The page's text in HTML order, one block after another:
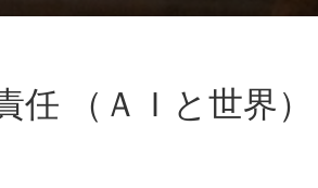
（ＡＩと世界）